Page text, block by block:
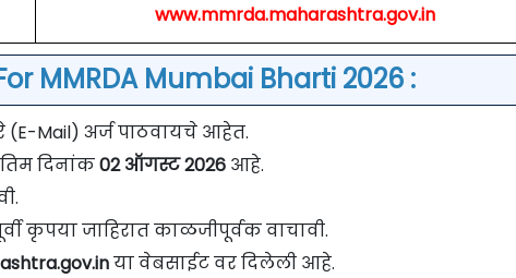
www.mmrda.maharashtra.gov.in
MMRDA Mumbai Bharti 2026 :
Mail) अर्ज पाठवायचे आहेत.
दिनांक02 ऑगस्ट 2026 आहे.
कृपया जाहिरात काळजीपूर्वक वाचावी.
या वेबसाईट वर दिलेली आहे.